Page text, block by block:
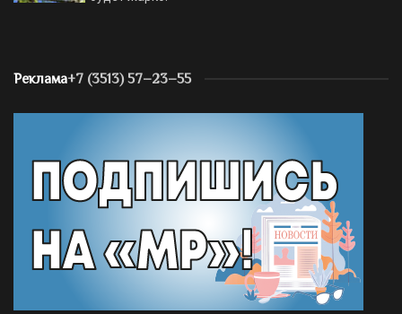
Реклама+7 (3513) 57–23–55